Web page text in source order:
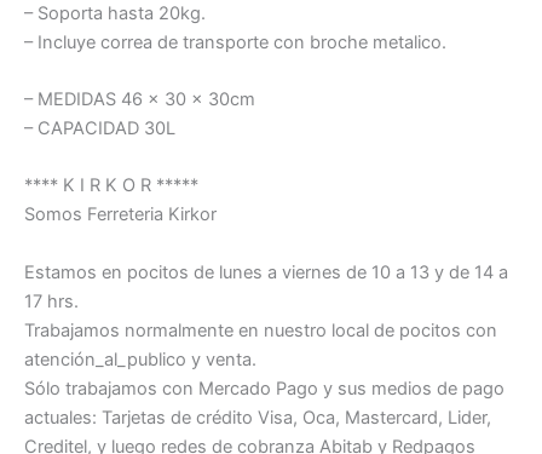
– Soporta hasta 20kg.
– Incluye correa de transporte con broche metalico.
– MEDIDAS 46 x 30 x 30cm
– CAPACIDAD 30L
**** K I R K O R *****
Somos Ferreteria Kirkor
Estamos en pocitos de lunes a viernes de 10 a 13 y de 14 a
17 hrs.
Trabajamos normalmente en nuestro local de pocitos con
atención_al_publico y venta.
Sólo trabajamos con Mercado Pago y sus medios de pago
actuales: Tarjetas de crédito Visa, Oca, Mastercard, Lider,
Creditel, y luego redes de cobranza Abitab y Redpagos